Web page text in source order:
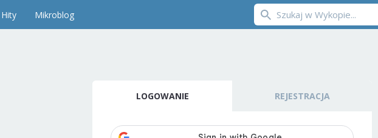
Hity Mikroblog
LOGOWANIE REJESTRACJA